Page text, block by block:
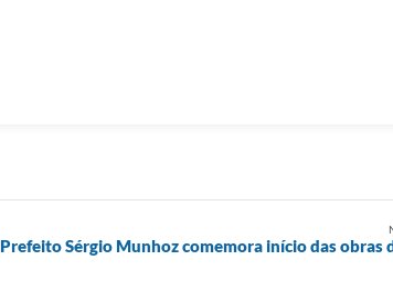
Prefeito Sérgio Munhoz comemora início das obras